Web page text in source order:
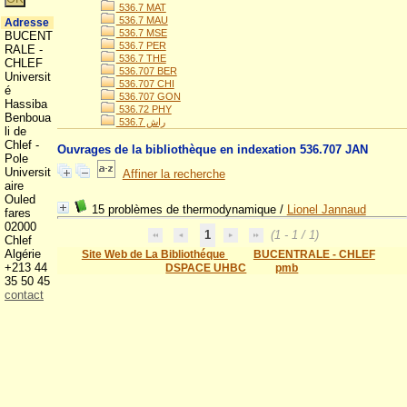
536.7 MAT
536.7 MAU
536.7 MSE
536.7 PER
536.7 THE
536.707 BER
536.707 CHI
536.707 GON
536.72 PHY
536.راش 7
Ouvrages de la bibliothèque en indexation 536.707 JAN
Affiner la recherche
15 problèmes de thermodynamique/ Lionel Jannaud
1
(1 - 1 / 1)
Site Web de La Bibliothéque
BUCENTRALE - CHLEF
DSPACE UHBC
pmb
Adresse
BUCENT
RALE -
CHLEF
Universit
é
Hassiba
Benboua
li de
Chlef -
Pole
Universit
aire
Ouled
fares
02000
Chlef
Algérie
+213 44
35 50 45
contact